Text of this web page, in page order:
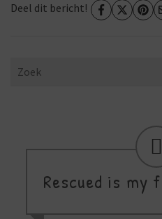
Deel dit bericht!
Search
Rescued is my